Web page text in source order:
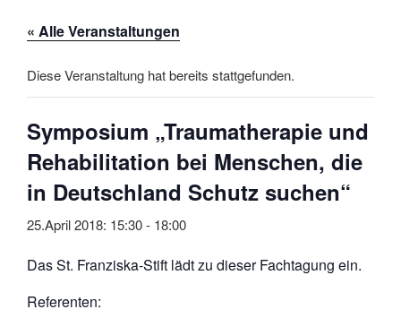
« Alle Veranstaltungen
Diese Veranstaltung hat bereits stattgefunden.
Symposium „Traumatherapie und
Rehabilitation bei Menschen, die
in Deutschland Schutz suchen“
25.April 2018: 15:30- 18:00
Das St. Franziska-Stift lädt zu dieser Fachtagung ein.
Referenten: